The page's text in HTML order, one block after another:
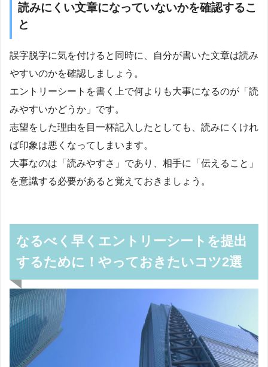
読みにくい文章になっていないかを確認するこ
と
誤字脱字に気を付けると同時に、自分が書いた文章は読み
やすいのかを確認しましょう。
エントリーシートを書く上で何よりも大事になるのが「読
みやすいかどうか」です。
志望をした理由を目一杯記入したとしても、読みにくけれ
ば印象は悪くなってしまいます。
大事なのは「読みやすさ」であり、相手に「伝えること」
を意識する必要があると覚えておきましょう。
なるべく早くエントリーシートを提出
するために！やっておきたいコツ2選